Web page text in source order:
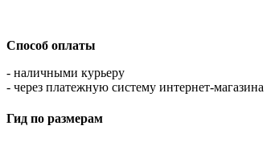
Способ оплаты
- наличными курьеру
- через платежную систему интернет-магазина
Гид по размерам